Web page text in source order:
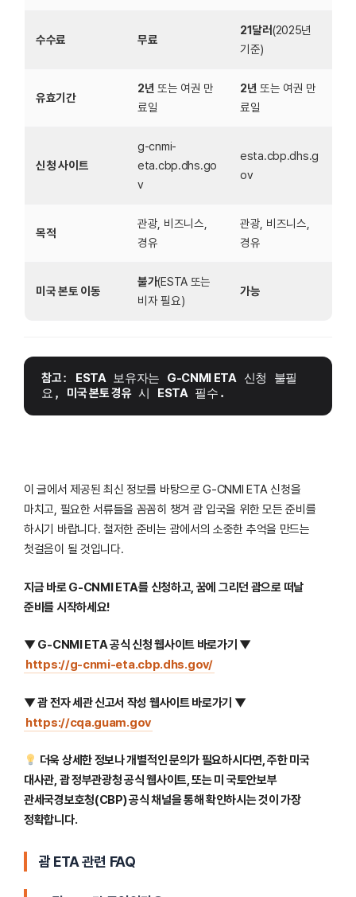
수수료 무료
21달러(2025년
기준)
유효기간
2년 또는 여권 만
료일
2년 또는 여권 만
료일
신청 사이트
g-cnmi-
eta.cbp.dhs.go
v
esta.cbp.dhs.g
ov
목적
관광, 비즈니스,
경유
관광, 비즈니스,
경유
미국 본토 이동
불가(ESTA 또는
비자 필요)
가능
참고: ESTA 보유자는 G-CNMI ETA 신청 불필
요, 미국 본토 경유 시 ESTA 필수.
이 글에서 제공된 최신 정보를 바탕으로 G-CNMI ETA 신청을
마치고, 필요한 서류들을 꼼꼼히 챙겨 괌 입국을 위한 모든 준비를
하시기 바랍니다. 철저한 준비는 괌에서의 소중한 추억을 만드는
첫걸음이 될 것입니다.
지금 바로 G-CNMI ETA를 신청하고, 꿈에 그리던 괌으로 떠날
준비를 시작하세요!
▼ G-CNMI ETA 공식 신청 웹사이트 바로가기 ▼
https://g-cnmi-eta.cbp.dhs.gov/
▼ 괌 전자 세관 신고서 작성 웹사이트 바로가기 ▼
https://cqa.guam.gov
더욱 상세한 정보나 개별적인 문의가 필요하시다면, 주한 미국
대사관, 괌 정부관광청 공식 웹사이트, 또는 미 국토안보부
관세국경보호청(CBP) 공식 채널을 통해 확인하시는 것이 가장
정확합니다.
괌 ETA 관련 FAQ